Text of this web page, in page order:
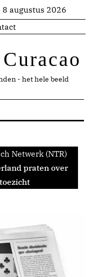
8 augustus 2026
- het hele beeld
Netwerk (NTR)
praten over